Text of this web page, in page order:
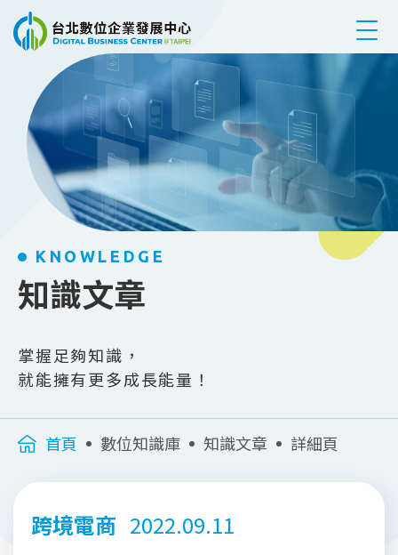
跳到主要內容
KNOWLEDGE
知識文章
掌握足夠知識，
就能擁有更多成長能量！
首頁 數位知識庫 知識文章 詳細頁
跨境電商 2022.09.11